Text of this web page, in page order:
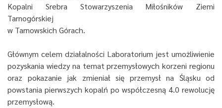
Kopalni Srebra Stowarzyszenia Miłośników Ziemi
Tarnogórskiej
w Tarnowskich Górach.
Głównym celem działalności Laboratorium jest umożliwienie
pozyskania wiedzy na temat przemysłowych korzeni regionu
oraz pokazanie jak zmieniał się przemysł na Śląsku od
powstania pierwszych kopalń po współczesną 4.0 rewolucję
przemysłową.